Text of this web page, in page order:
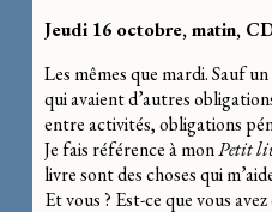
Jeudi 16 octobre, matin,
Les mêmes que mardi. Sauf
qui avaient d’autres
entre activités, obligations
Je fais référence à monPetit
livre sont des choses qui
Et vous ? Est-ce que vous